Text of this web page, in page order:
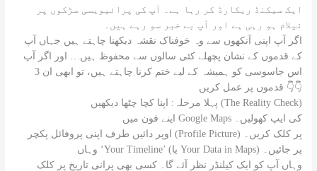
ایک سیکنڈ ریکارڈ کر رہا ہے۔ آپ کی پرائیویسی سڑکوں پر
نیلام ہو رہی ہے اور آپ بے خبر سو رہے ہیں۔
اگر آپ اپنی آنکھوں سے وہ خوفناک نقشہ دیکھنا چاہتے ہیں جہاں آپ
کے قدموں کے نشان پچھلے کئی سالوں سے محفوظ ہیں… اور اگر آپ
اس جاسوسی کو ہمیشہ کے لیے ختم کرنا چاہتے ہیں، تو ابھی ان 3
قدموں پر عمل کریں 👇👇
پہلا مرحلہ: اپنا کچا چٹھا دیکھیں (The Reality Check)
اپنے فون میں Google Maps کی ایپ کھولیں۔
اوپر دائیں طرف اپنی پروفائل پکچر (Profile Picture) پر کلک کریں۔
وہاں ‘Your Timeline’ (یا Your Data in Maps) پر جائیں۔
وہاں آپ کو ایک کیلنڈر نظر آئے گا۔ کسی بھی پرانی تاریخ پر کلک